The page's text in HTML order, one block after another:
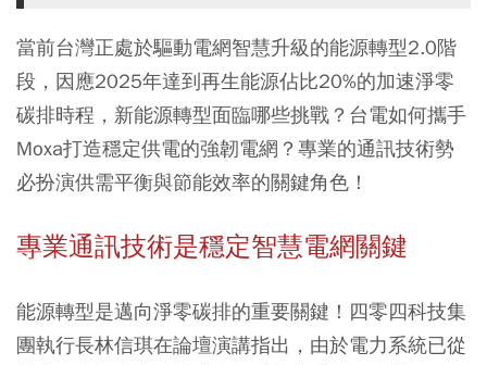
當前台灣正處於驅動電網智慧升級的能源轉型2.0階
段，因應2025年達到再生能源佔比20%的加速淨零
碳排時程，新能源轉型面臨哪些挑戰？台電如何攜手
Moxa打造穩定供電的強韌電網？專業的通訊技術勢
必扮演供需平衡與節能效率的關鍵角色！
專業通訊技術是穩定智慧電網關鍵
能源轉型是邁向淨零碳排的重要關鍵！四零四科技集
團執行長林信琪在論壇演講指出，由於電力系統已從